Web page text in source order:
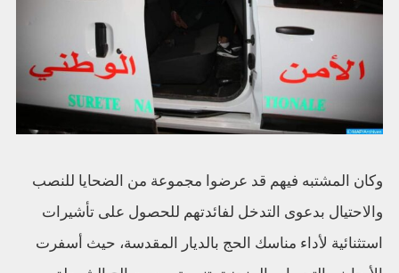
وكان المشتبه فيهم قد عرضوا مجموعة من الضحايا للنصب
والاحتيال بدعوى التدخل لفائدتهم للحصول على تأشيرات
استثنائية لأداء مناسك الحج بالديار المقدسة، حيث أسفرت